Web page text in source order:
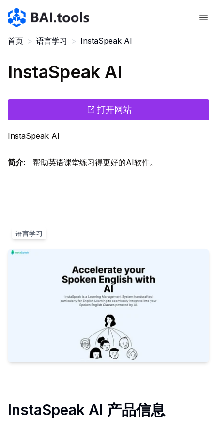
Bai.tools
首页 > 语言学习 > InstaSpeak AI
InstaSpeak AI
打开网站
InstaSpeak AI
简介: 帮助英语课堂练习得更好的AI软件。
语言学习
InstaSpeak AI 产品信息